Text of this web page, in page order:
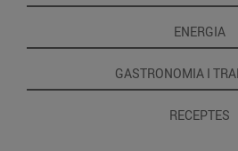
ENERGIA
GASTRONOMIA I
RECEPTES